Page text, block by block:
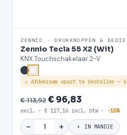
ZENNIO · DRUKKNOPPEN &
Zennio Tecla 55 X2 (Wit)
KNX Touchschakelaar 2-V
⚠ Afdekraam apart te bestellen —
€ 113,92€ 96,83
excl. · € 117,16 incl. btw · -15%
− ＋ ＋ IN MANDJE